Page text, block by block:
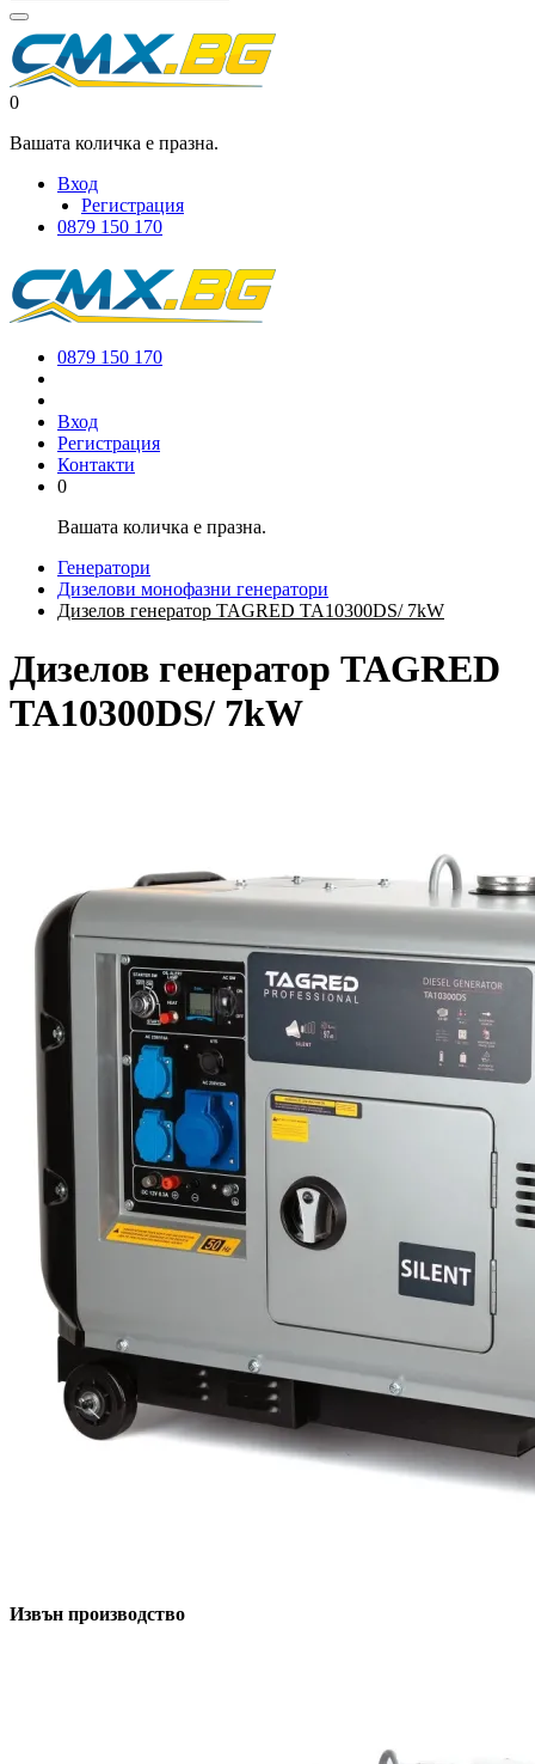
0
Вашата количка е празна.
Вход
Регистрация
0879 150 170
0879 150 170
Вход
Регистрация
Контакти
0
Вашата количка е празна.
Генератори
Дизелови монофазни генератори
Дизелов генератор TAGRED TA10300DS/ 7kW
Дизелов генератор TAGRED
TA10300DS/ 7kW
Извън производство